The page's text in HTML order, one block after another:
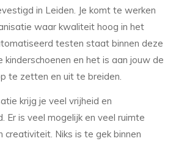
in Leiden. Je komt te werken
waar kwaliteit hoog in het
testen staat binnen deze
kinderschoenen en het is aan jouw de
te zetten en uit te breiden.
krijg je veel vrijheid en
Er is veel mogelijk en veel ruimte
creativiteit. Niks is te gek binnen